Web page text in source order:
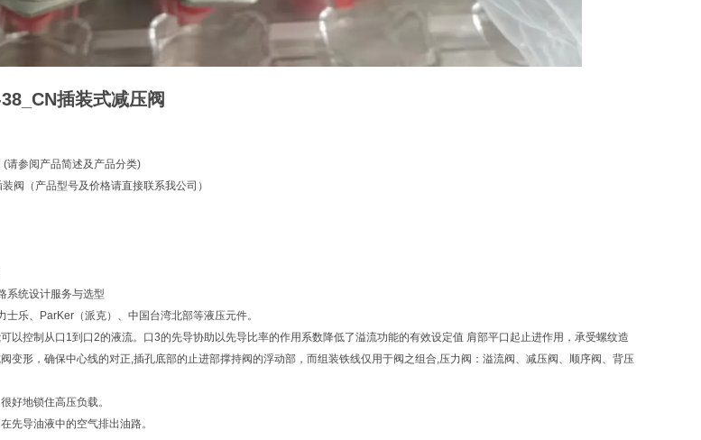
插装式减压阀
请参阅产品简述及产品分类)
阀（产品型号及价格请直接联系我公司）
系统设计服务与选型
乐、ParKer（派克）、中国台湾北部等液压元件。
以控制从口1到口2的液流。口3的先导协助以先导比率的作用系数降低了溢流功能的有效设定值 肩部平口起止进作用，承受螺纹造
变形，确保中心线的对正,插孔底部的止进部撑持阀的浮动部，而组装铁线仅用于阀之组合,压力阀：溢流阀、减压阀、顺序阀、背压
好地锁住高压负载。
导油液中的空气排出油路。